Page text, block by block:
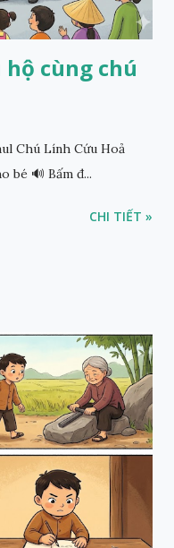
cùng chú
Chú Lính Cứu Hoả
bé 🔊 Bấm đ...
CHI TIẾT »